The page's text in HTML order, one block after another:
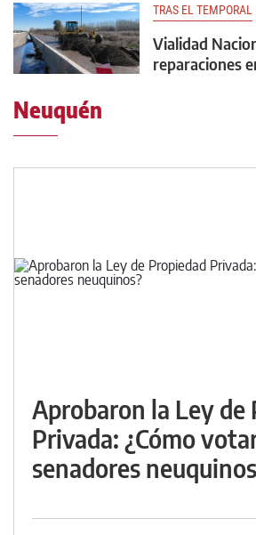
TRAS EL TEMPORAL
Vialidad
reparaciones
Neuquén
Aprobaron la Ley de
Privada: ¿Cómo
senadores